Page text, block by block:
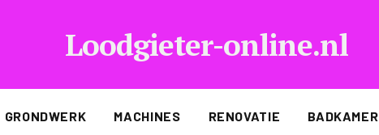
Loodgieter-online.nl
GRONDWERK MACHINES RENOVATIE BADKAMER